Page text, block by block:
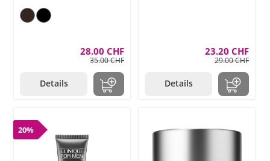
28.00 CHF
35.00 CHF
Details
23.20 CHF
29.00 CHF
Details
20%